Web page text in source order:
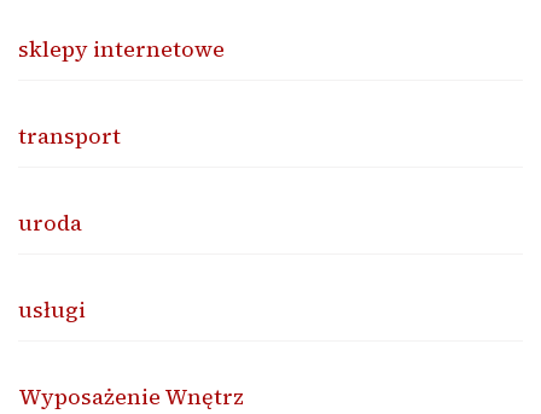
sklepy internetowe
transport
uroda
usługi
Wyposażenie Wnętrz